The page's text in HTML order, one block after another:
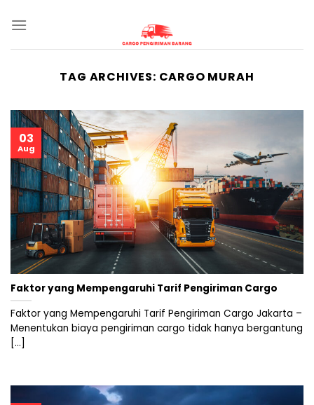
TAG ARCHIVES: CARGO MURAH
Faktor yang Mempengaruhi Tarif Pengiriman Cargo
Faktor yang Mempengaruhi Tarif Pengiriman Cargo Jakarta –
Menentukan biaya pengiriman cargo tidak hanya bergantung
[...]
03
Aug